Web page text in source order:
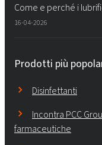
Come e perché i
16-04-2026
Prodotti più
Disinfettanti
Incontra PCC
farmaceutiche